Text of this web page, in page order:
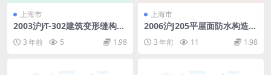
上海市
2003沪J∕T-302建筑变形缝构造
3 年前 5 1.98
上海市
2006沪J205平屋面防水构造.p
3 年前 11 1.98